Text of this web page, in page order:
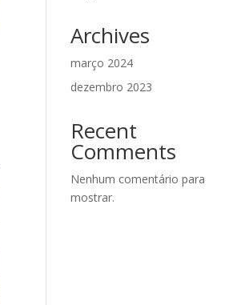
Archives
março 2024
dezembro 2023
Recent
Comments
Nenhum comentário para
mostrar.